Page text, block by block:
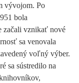
vývojom. Po
bola
začali vznikať nové
sa venovala
voľný výber.
sa sústredilo na